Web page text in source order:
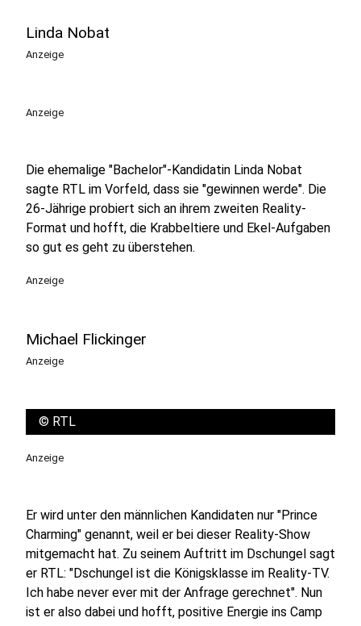
Linda Nobat
Anzeige
Anzeige
Die ehemalige "Bachelor"-Kandidatin Linda Nobat
sagte RTL im Vorfeld, dass sie "gewinnen werde". Die
26-Jährige probiert sich an ihrem zweiten Reality-
Format und hofft, die Krabbeltiere und Ekel-Aufgaben
so gut es geht zu überstehen.
Anzeige
Michael Flickinger
Anzeige
© RTL
Anzeige
Er wird unter den männlichen Kandidaten nur "Prince
Charming" genannt, weil er bei dieser Reality-Show
mitgemacht hat. Zu seinem Auftritt im Dschungel sagt
er RTL: "Dschungel ist die Königsklasse im Reality-TV.
Ich habe never ever mit der Anfrage gerechnet". Nun
ist er also dabei und hofft, positive Energie ins Camp